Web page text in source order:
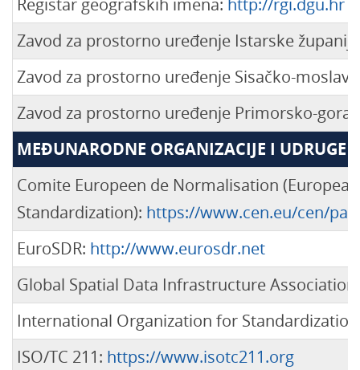
Registar geografskih imena: http://rgi.dgu.hr
Zavod za prostorno uređenje Istarske
Zavod za prostorno uređenje Sisačko-
Zavod za prostorno uređenje Primorsko-
MEĐUNARODNE ORGANIZACIJE I UDRUGE
Comite Europeen de Normalisation
Standardization): https://www.cen.eu/cen/
EuroSDR: http://www.eurosdr.net
Global Spatial Data Infrastructure
International Organization for
ISO/TC 211: https://www.isotc211.org